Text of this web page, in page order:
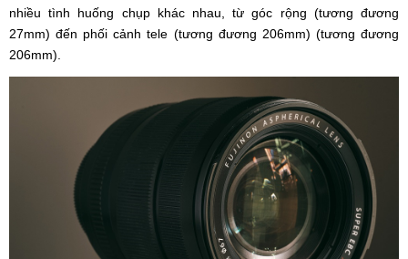
nhiều tình huống chụp khác nhau, từ góc rộng (tương đương
27mm) đến phối cảnh tele (tương đương 206mm) (tương đương
206mm).